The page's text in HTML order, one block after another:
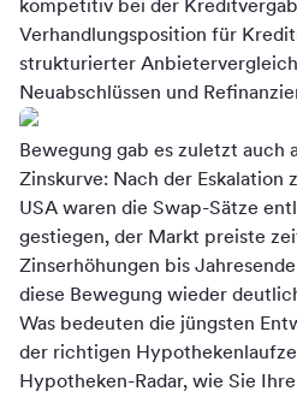
kompetitiv bei der
Verhandlungsposition für
strukturierter
Neuabschlüssen und
Bewegung gab es zuletzt auch
Zinskurve: Nach der Eskalation
USA waren die Swap-Sätze
gestiegen, der Markt preiste
Zinserhöhungen bis
diese Bewegung wieder
Was bedeuten die jüngsten
der richtigen
Hypotheken-Radar, wie Sie